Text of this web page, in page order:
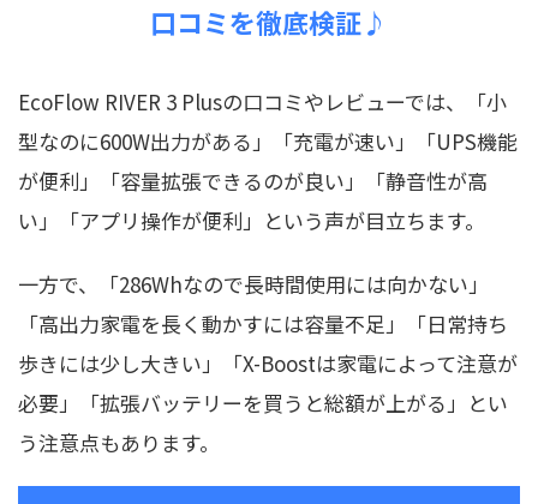
口コミを徹底検証♪
EcoFlow RIVER 3 Plusの口コミやレビューでは、「小
型なのに600W出力がある」「充電が速い」「UPS機能
が便利」「容量拡張できるのが良い」「静音性が高
い」「アプリ操作が便利」という声が目立ちます。
一方で、「286Whなので長時間使用には向かない」
「高出力家電を長く動かすには容量不足」「日常持ち
歩きには少し大きい」「X-Boostは家電によって注意が
必要」「拡張バッテリーを買うと総額が上がる」とい
う注意点もあります。